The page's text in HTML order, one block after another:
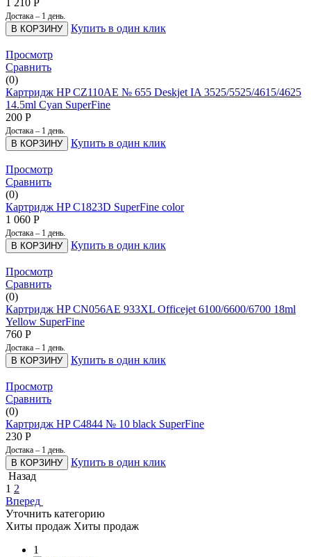
Достака – 1 день.
В КОРЗИНУ Купить в один клик
Просмотр
Сравнить
(0)
Картридж HP CZ110AE № 655 Deskjet IA 3525/5525/4615/4625
14.5ml Cyan SuperFine
200 Р
Достака – 1 день.
В КОРЗИНУ Купить в один клик
Просмотр
Сравнить
(0)
Картридж HP C1823D SuperFine color
1 060 Р
Достака – 1 день.
В КОРЗИНУ Купить в один клик
Просмотр
Сравнить
(0)
Картридж HP CN056AE 933XL Officejet 6100/6600/6700 18ml
Yellow SuperFine
760 Р
Достака – 1 день.
В КОРЗИНУ Купить в один клик
Просмотр
Сравнить
(0)
Картридж HP С4844 № 10 black SuperFine
230 Р
Достака – 1 день.
В КОРЗИНУ
Купить в один клик
Назад
1 2
Вперед
Уточнить категорию
Хиты продаж Хиты продаж
1